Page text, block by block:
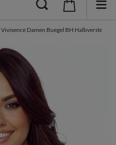
Vivisence Damen Buegel BH Halbversteift